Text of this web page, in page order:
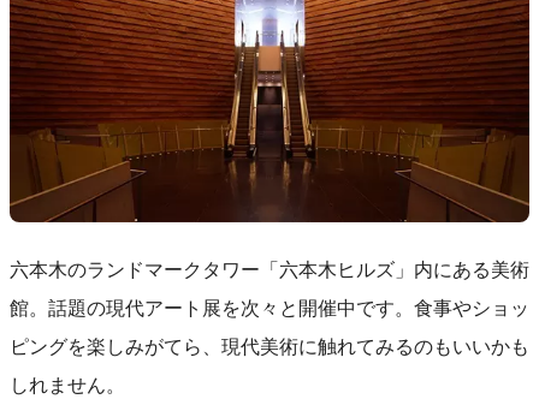
六本木のランドマークタワー「六本木ヒルズ」内にある美術
館。話題の現代アート展を次々と開催中です。食事やショッ
ピングを楽しみがてら、現代美術に触れてみるのもいいかも
しれません。